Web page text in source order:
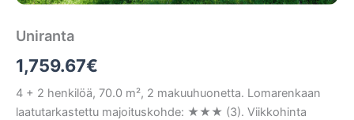
Uniranta
1,759.67€
4 + 2 henkilöä, 70.0 m², 2 makuuhuonetta. Lomarenkaan
laatutarkastettu majoituskohde: ★★★ (3). Viikkohinta